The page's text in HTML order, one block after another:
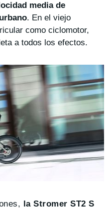
media de
. En el viejo
como ciclomotor,
a todos los efectos.
la Stromer ST2 S